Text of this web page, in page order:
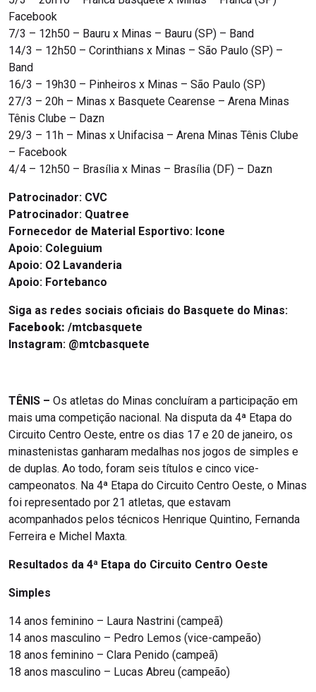
Facebook
7/3 – 12h50 – Bauru x Minas – Bauru (SP) – Band
14/3 – 12h50 – Corinthians x Minas – São Paulo (SP) –
Band
16/3 – 19h30 – Pinheiros x Minas – São Paulo (SP)
27/3 – 20h – Minas x Basquete Cearense – Arena Minas
Tênis Clube – Dazn
29/3 – 11h – Minas x Unifacisa – Arena Minas Tênis Clube
– Facebook
4/4 – 12h50 – Brasília x Minas – Brasília (DF) – Dazn
Patrocinador: CVC
Patrocinador: Quatree
Fornecedor de Material Esportivo: Icone
Apoio: Coleguium
Apoio: O2 Lavanderia
Apoio: Fortebanco
Siga as redes sociais oficiais do Basquete do Minas:
Facebook: /mtcbasquete
Instagram: @mtcbasquete
TÊNIS – Os atletas do Minas concluíram a participação em
mais uma competição nacional. Na disputa da 4ª Etapa do
Circuito Centro Oeste, entre os dias 17 e 20 de janeiro, os
minastenistas ganharam medalhas nos jogos de simples e
de duplas. Ao todo, foram seis títulos e cinco vice-
campeonatos. Na 4ª Etapa do Circuito Centro Oeste, o Minas
foi representado por 21 atletas, que estavam
acompanhados pelos técnicos Henrique Quintino, Fernanda
Ferreira e Michel Maxta.
Resultados da 4ª Etapa do Circuito Centro Oeste
Simples
14 anos feminino – Laura Nastrini (campeã)
14 anos masculino – Pedro Lemos (vice-campeão)
18 anos feminino – Clara Penido (campeã)
18 anos masculino – Lucas Abreu (campeão)